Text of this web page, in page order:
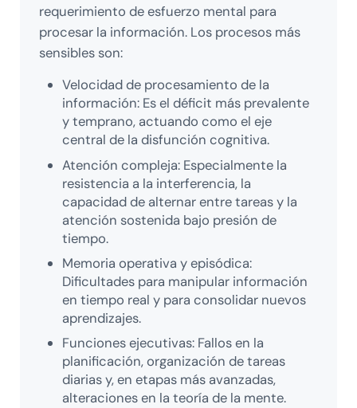
requerimiento de esfuerzo mental para
procesar la información. Los procesos más
sensibles son:
Velocidad de procesamiento de la
información: Es el déficit más prevalente
y temprano, actuando como el eje
central de la disfunción cognitiva.
Atención compleja: Especialmente la
resistencia a la interferencia, la
capacidad de alternar entre tareas y la
atención sostenida bajo presión de
tiempo.
Memoria operativa y episódica:
Dificultades para manipular información
en tiempo real y para consolidar nuevos
aprendizajes.
Funciones ejecutivas: Fallos en la
planificación, organización de tareas
diarias y, en etapas más avanzadas,
alteraciones en la teoría de la mente.